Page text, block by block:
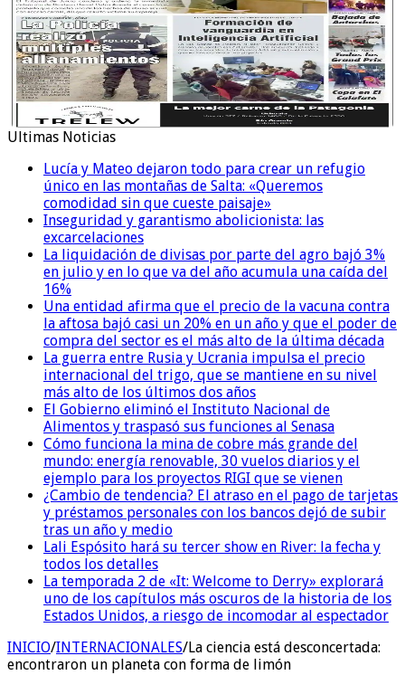
Ultimas Noticias
Lucía y Mateo dejaron todo para crear un refugio
único en las montañas de Salta: «Queremos
comodidad sin que cueste paisaje»
Inseguridad y garantismo abolicionista: las
excarcelaciones
La liquidación de divisas por parte del agro bajó 3%
en julio y en lo que va del año acumula una caída del
16%
Una entidad afirma que el precio de la vacuna contra
la aftosa bajó casi un 20% en un año y que el poder de
compra del sector es el más alto de la última década
La guerra entre Rusia y Ucrania impulsa el precio
internacional del trigo, que se mantiene en su nivel
más alto de los últimos dos años
El Gobierno eliminó el Instituto Nacional de
Alimentos y traspasó sus funciones al Senasa
Cómo funciona la mina de cobre más grande del
mundo: energía renovable, 30 vuelos diarios y el
ejemplo para los proyectos RIGI que se vienen
¿Cambio de tendencia? El atraso en el pago de tarjetas
y préstamos personales con los bancos dejó de subir
tras un año y medio
Lali Espósito hará su tercer show en River: la fecha y
todos los detalles
La temporada 2 de «It: Welcome to Derry» explorará
uno de los capítulos más oscuros de la historia de los
Estados Unidos, a riesgo de incomodar al espectador
INICIO/INTERNACIONALES/La ciencia está desconcertada:
encontraron un planeta con forma de limón